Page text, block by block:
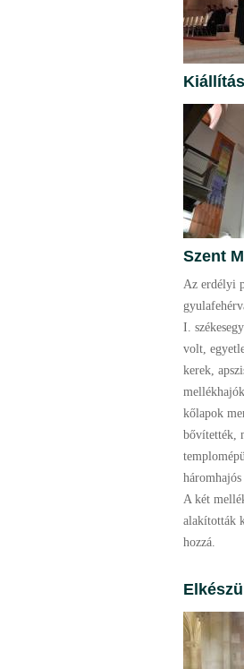
Szent
Az erdélyi
I.
volt,
kerek,
kőlapok
bővítették,
A két
alakították
hozzá.